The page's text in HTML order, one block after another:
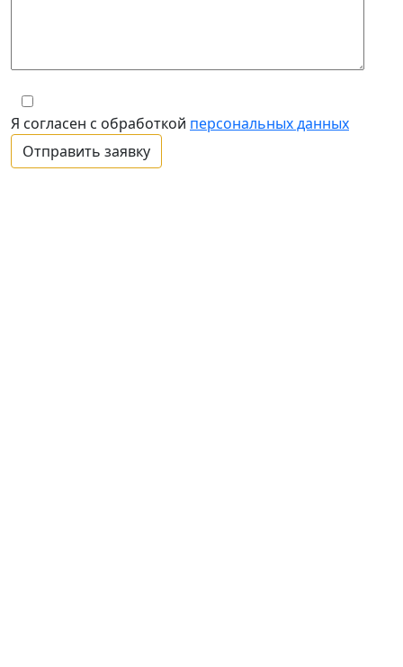
Я согласен с обработкой персональных данных